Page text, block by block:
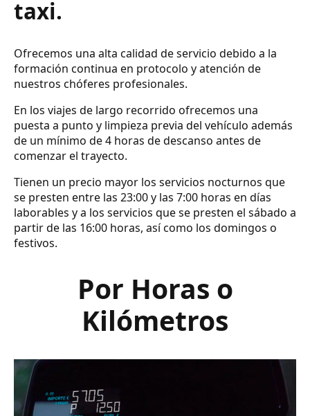
taxi.
Ofrecemos una alta calidad de servicio debido a la
formación continua en protocolo y atención de
nuestros chóferes profesionales.
En los viajes de largo recorrido ofrecemos una
puesta a punto y limpieza previa del vehículo además
de un mínimo de 4 horas de descanso antes de
comenzar el trayecto.
Tienen un precio mayor los servicios nocturnos que
se presten entre las 23:00 y las 7:00 horas en días
laborables y a los servicios que se presten el sábado a
partir de las 16:00 horas, así como los domingos o
festivos.
Por Horas o
Kilómetros